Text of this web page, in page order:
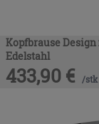
Kopfbrause
Edelstahl
433,90 € /stk